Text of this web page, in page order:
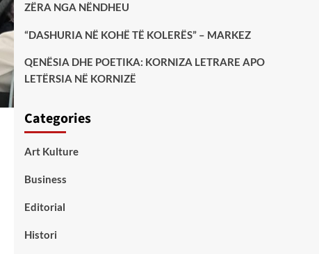
ZËRA NGA NËNDHEU
“DASHURIA NË KOHË TË KOLERËS” – MARKEZ
QENËSIA DHE POETIKA: KORNIZA LETRARE APO
LETËRSIA NË KORNIZË
Categories
Art Kulture
Business
Editorial
Histori